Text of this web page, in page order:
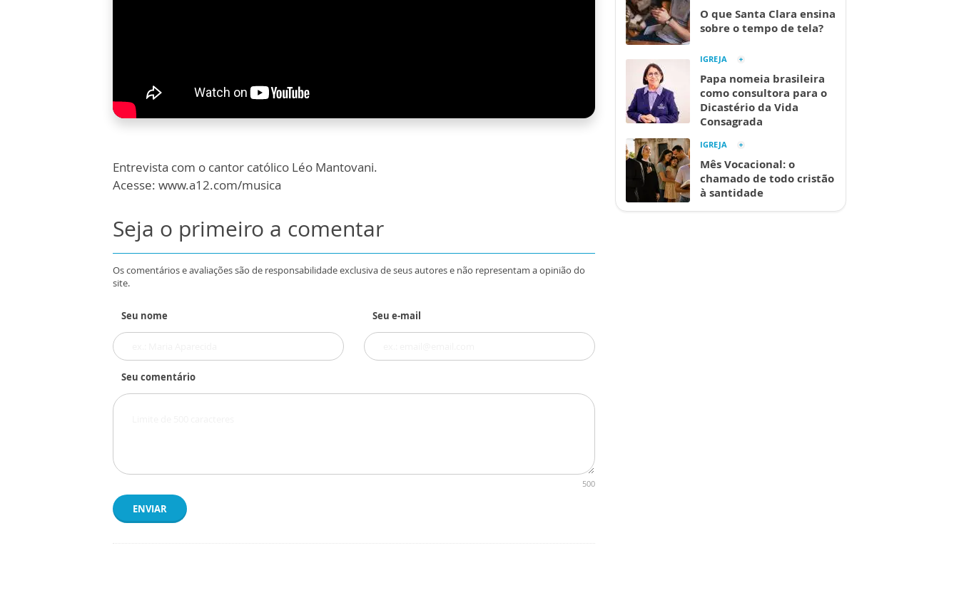
Entrevista com o cantor católico Léo Mantovani.
Acesse: www.a12.com/musica
Seja o primeiro a comentar
Os comentários e avaliações são de responsabilidade exclusiva de seus autores e não representam a opinião do
site.
Seu nome Seu e-mail
Seu comentário
500
ENVIAR
O que Santa Clara ensina
sobre o tempo de tela?
IGREJA
Papa nomeia brasileira
como consultora para o
Dicastério da Vida
Consagrada
IGREJA
Mês Vocacional: o
chamado de todo cristão
à santidade